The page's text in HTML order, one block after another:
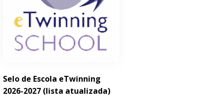
Selo de Escola eTwinning
2026-2027 (lista atualizada)